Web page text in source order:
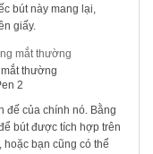
bút này mang lại,
giấy.
thường
2
đế của chính nó. Bằng
bút được tích hợp trên
, hoặc bạn cũng có thể